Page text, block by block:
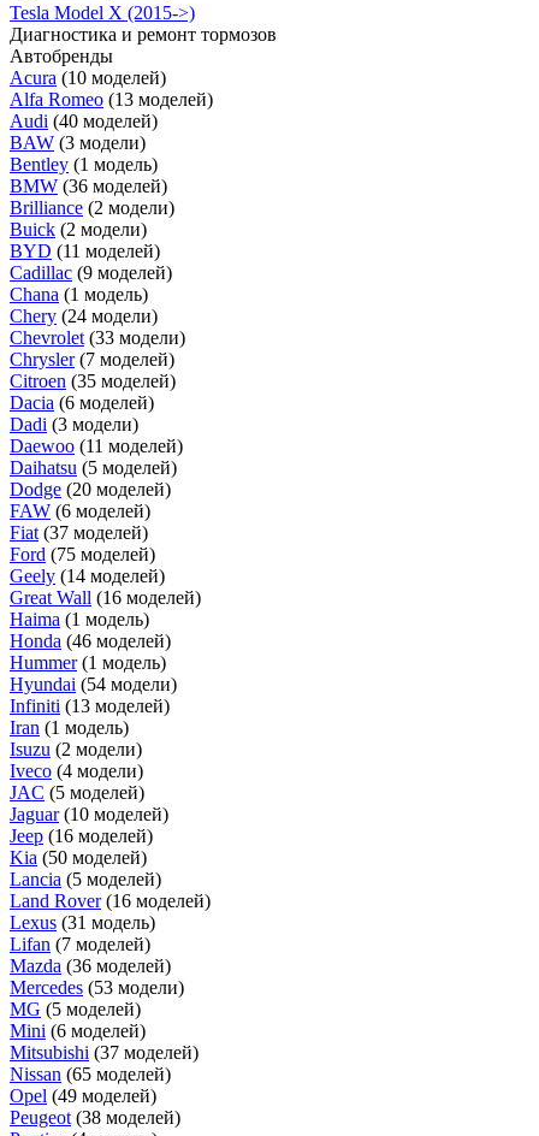
Tesla Model X (2015->)
Диагностика и ремонт тормозов
Автобренды
Acura (10 моделей)
Alfa Romeo (13 моделей)
Audi (40 моделей)
BAW (3 модели)
Bentley (1 модель)
BMW (36 моделей)
Brilliance (2 модели)
Buick (2 модели)
BYD (11 моделей)
Cadillac (9 моделей)
Chana (1 модель)
Chery (24 модели)
Chevrolet (33 модели)
Chrysler (7 моделей)
Citroen (35 моделей)
Dacia (6 моделей)
Dadi (3 модели)
Daewoo (11 моделей)
Daihatsu (5 моделей)
Dodge (20 моделей)
FAW (6 моделей)
Fiat (37 моделей)
Ford (75 моделей)
Geely (14 моделей)
Great Wall (16 моделей)
Haima (1 модель)
Honda (46 моделей)
Hummer (1 модель)
Hyundai (54 модели)
Infiniti (13 моделей)
Iran (1 модель)
Isuzu (2 модели)
Iveco (4 модели)
JAC (5 моделей)
Jaguar (10 моделей)
Jeep (16 моделей)
Kia (50 моделей)
Lancia (5 моделей)
Land Rover (16 моделей)
Lexus (31 модель)
Lifan (7 моделей)
Mazda (36 моделей)
Mercedes (53 модели)
MG (5 моделей)
Mini (6 моделей)
Mitsubishi (37 моделей)
Nissan (65 моделей)
Opel (49 моделей)
Peugeot (38 моделей)